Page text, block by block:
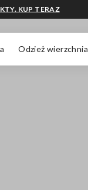
Odzież wierzchnia
KUP TERAZ